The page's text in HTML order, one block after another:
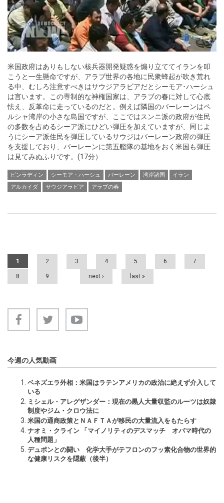
米国政府はありもしない核兵器開発疑惑を煽り立ててイランを叩
こうと一生懸命ですが、アラブ世界の各地に民衆蜂起が吹き荒れ
る中、むしろ注意すべきはサウジアラビアだとシーモア･ハーシュ
は言います。この専制的な神権国家は、アラブの春に対して心底
怯え、反革命に走っているのだと。例えば隣国のバーレーンはペ
ルシャ湾岸の小さな島国ですが、ここではスンニ派の政府が住民
の多数を占めるシーア派にひどい弾圧を加えていますが、同じよ
うにシーア派住民を弾圧しているサウジはバーレーン政府の弾圧
を支援しており、バーレーンに第五艦隊の基地をおく米国も弾圧
は見てみぬふりです。(17分）
ビンラディン シーモア・ハーシュ バーレーン 湾岸諸国
イラン
アルカイダ
サウジアラビア アラブの春
Pages
1 2 3 4 5 6 7
8 9 next › last »
今週の人気動画
ベネズエラ外相：米国はラテンアメリカの政治に絶えず介入して
いる
ミシェル・アレグザンダー：現在の黒人大量収監のルーツは奴隷
制度やジム・クロウ法に
米国の通商政策とＮＡＦＴＡが移民の大量流入をもたらす
ナオミ・クライン 「マイノリティのデスマッチ オバマ時代の
人種問題」
デュポンとの闘い 化学大手がテフロンのフッ素化合物の世界的
な健康リスクを隠蔽（後半）